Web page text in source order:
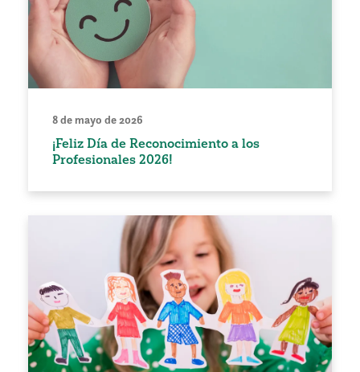
8 de mayo de 2026
¡Feliz Día de Reconocimiento a los
Profesionales 2026!